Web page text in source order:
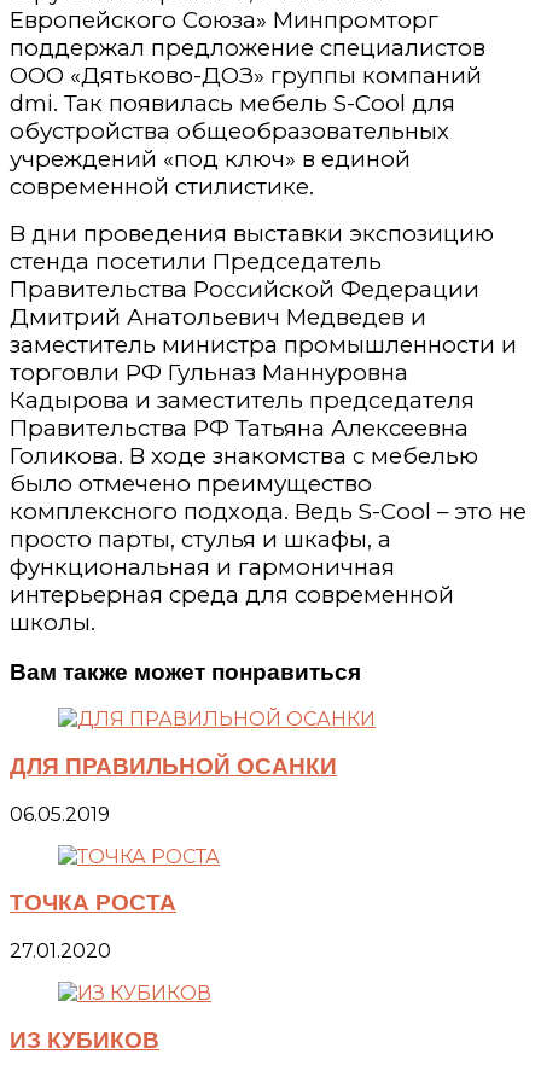
Европейского Союза» Минпромторг
поддержал предложение специалистов
ООО «Дятьково-ДОЗ» группы компаний
dmi. Так появилась мебель S-Cool для
обустройства общеобразовательных
учреждений «под ключ» в единой
современной стилистике.
В дни проведения выставки экспозицию
стенда посетили Председатель
Правительства Российской Федерации
Дмитрий Анатольевич Медведев и
заместитель министра промышленности и
торговли РФ Гульназ Маннуровна
Кадырова и заместитель председателя
Правительства РФ Татьяна Алексеевна
Голикова. В ходе знакомства с мебелью
было отмечено преимущество
комплексного подхода. Ведь S-Cool – это не
просто парты, стулья и шкафы, а
функциональная и гармоничная
интерьерная среда для современной
школы.
Вам также может понравиться
ДЛЯ ПРАВИЛЬНОЙ ОСАНКИ
06.05.2019
ТОЧКА РОСТА
27.01.2020
ИЗ КУБИКОВ